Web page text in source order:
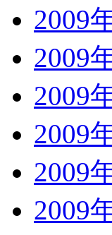
2009
2009
2009
2009
2009
2009